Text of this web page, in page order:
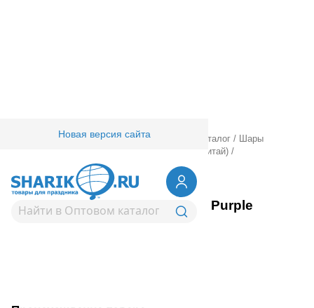
Новая версия сайта
Товары для праздника/ Оптовый каталог /
Шары
ЕУТ 12" (Китай) /
1102-2454Е 12" Пастель Dark Purple